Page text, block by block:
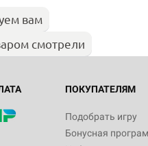
вам
смотрели
ПОКУПАТЕЛЯМ
Подобрать игру
Бонусная